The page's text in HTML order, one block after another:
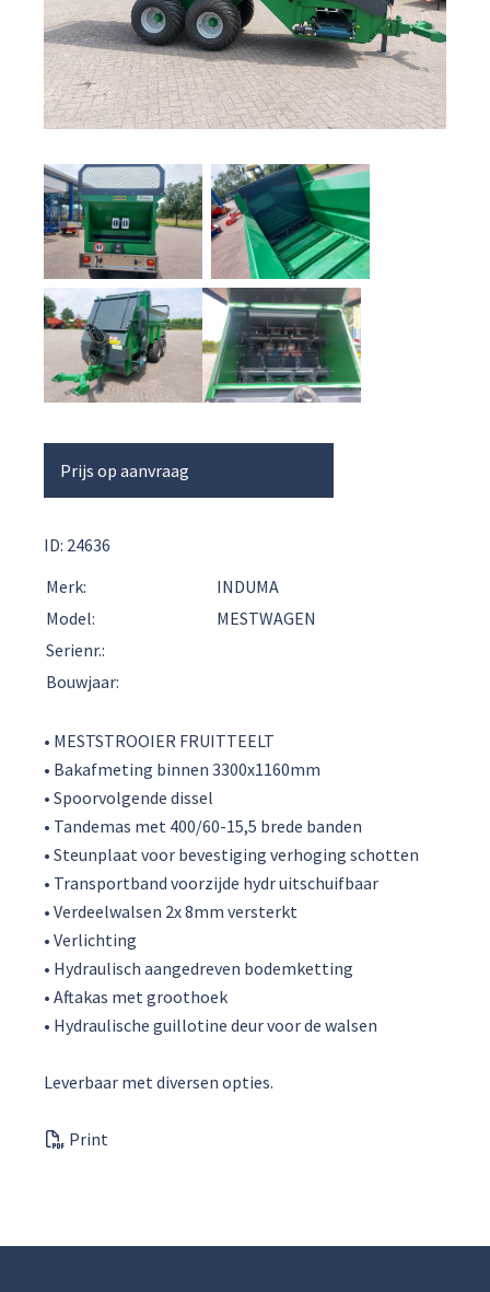
Prijs op aanvraag
ID: 24636
Merk:
INDUMA
Model:
MESTWAGEN
Serienr.:
Bouwjaar:
• MESTSTROOIER FRUITTEELT
• Bakafmeting binnen 3300x1160mm
• Spoorvolgende dissel
• Tandemas met 400/60-15,5 brede banden
• Steunplaat voor bevestiging verhoging schotten
• Transportband voorzijde hydr uitschuifbaar
• Verdeelwalsen 2x 8mm versterkt
• Verlichting
• Hydraulisch aangedreven bodemketting
• Aftakas met groothoek
• Hydraulische guillotine deur voor de walsen
Leverbaar met diversen opties.
Print